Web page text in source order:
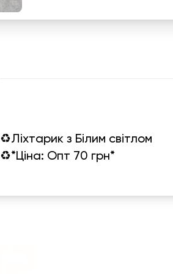
♻️Ліхтарик з Білим світлом
♻️*Ціна: Опт 70 грн*